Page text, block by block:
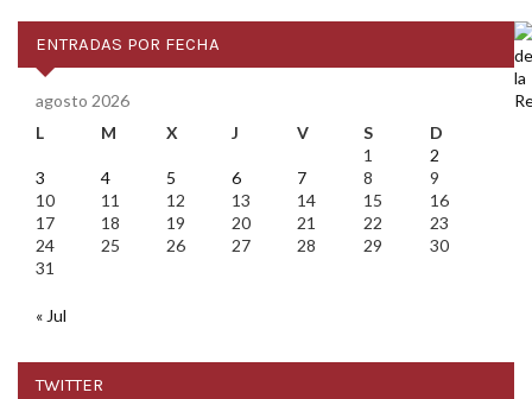
ENTRADAS POR FECHA
agosto 2026
L
M X J V S
D
1
2
3
4 5 6 7 8
9
10
11 12 13 14 15
16
17
18 19 20 21 22
23
24
25 26 27 28 29
30
31
« Jul
TWITTER